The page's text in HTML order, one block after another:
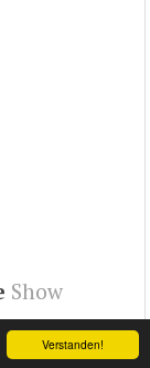
Verstanden!
Show